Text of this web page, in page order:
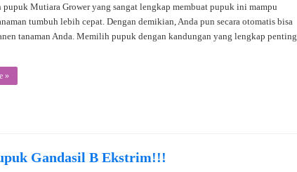
pupuk Mutiara Grower yang sangat lengkap membuat pupuk ini mampu
tumbuh lebih cepat. Dengan demikian, Anda pun secara otomatis bisa
tanaman Anda. Memilih pupuk dengan kandungan yang lengkap penting
»
Gandasil B Ekstrim!!!